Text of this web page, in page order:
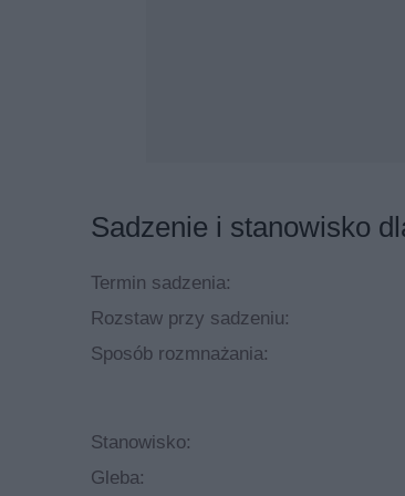
często choruje na plamistość
Sadzenie i stanowisko
Termin sadzenia:
Rozstaw przy sadzeniu:
Sposób rozmnażania:
Stanowisko:
Gleba: